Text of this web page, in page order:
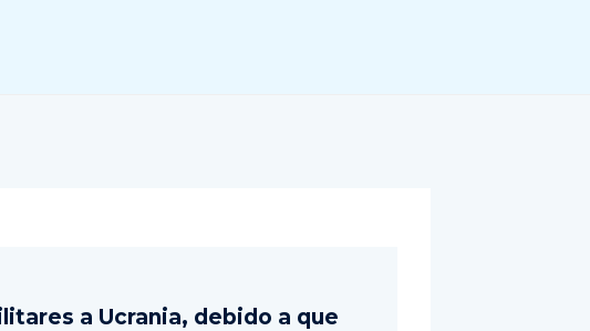
a Ucrania, debido a que